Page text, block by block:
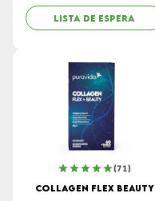
LISTA DE ESPERA
(71)
COLLAGEN FLEX BEAUTY